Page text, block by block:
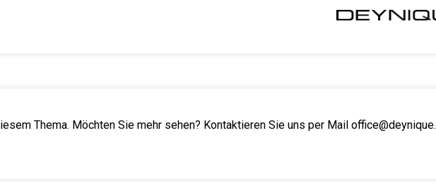
Thema. Möchten Sie mehr sehen? Kontaktieren Sie uns per Mail